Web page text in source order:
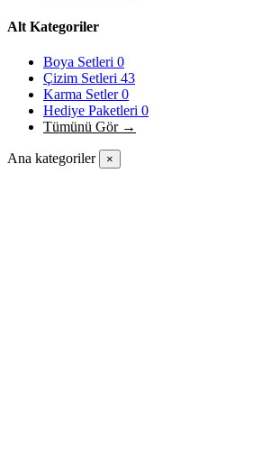
Alt Kategoriler
Boya Setleri 0
Çizim Setleri 43
Karma Setler0
Hediye Paketleri 0
Tümünü Gör →
Ana kategoriler ×